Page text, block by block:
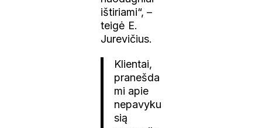
ištiriami“, –
teigė E.
Jurevičius.
Klientai,
pranešda
mi apie
nepavyku
sią